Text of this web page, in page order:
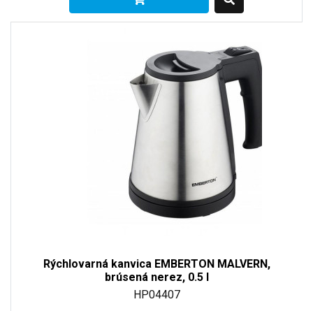
Rýchlovarná kanvica EMBERTON MALVERN,
brúsená nerez, 0.5 l
HP04407